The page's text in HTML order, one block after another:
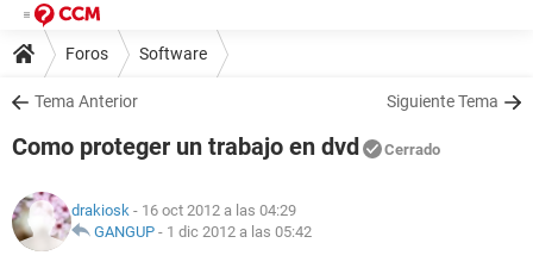
Foros Software
Tema Anterior Siguiente Tema
Como proteger un trabajo en dvd Cerrado
drakiosk - 16 oct 2012 a las 04:29
GANGUP - 1 dic 2012 a las 05:42